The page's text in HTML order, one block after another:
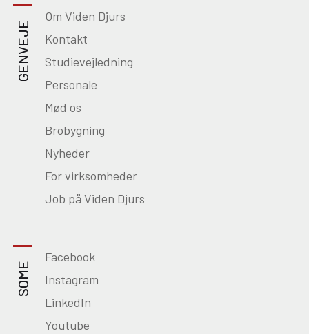
GENVEJE
Om Viden Djurs
Kontakt
Studievejledning
Personale
Mød os
Brobygning
Nyheder
For virksomheder
Job på Viden Djurs
SOME
Facebook
Instagram
LinkedIn
Youtube